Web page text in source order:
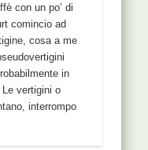
con un po’ di
comincio ad
cosa a me
in
vertigini o
interrompo